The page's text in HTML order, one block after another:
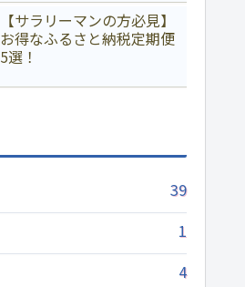
【サラリーマンの方必見】
お得なふるさと納税定期便
5選！
39
1
4